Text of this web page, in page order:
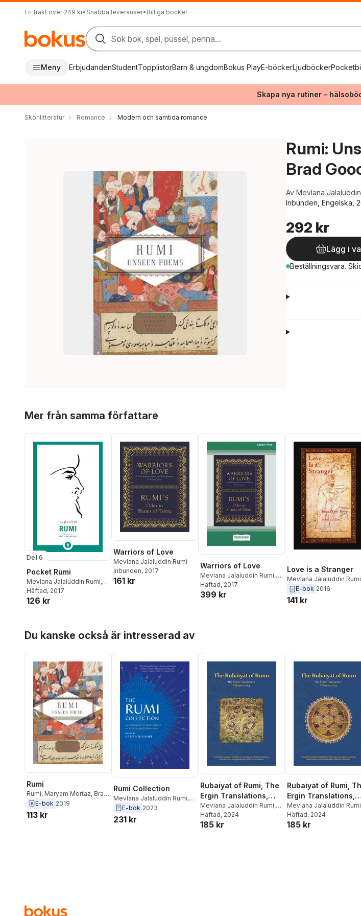
Fri frakt över 249 kr• Snabba leveranser• Billiga böcker
Sök bok, spel, pussel, penna...
Meny ErbjudandenStudentTopplistorBarn & ungdomBokus PlayE-böckerLjudböcker
Skapa nya rutiner –
Skönlitteratur Romance Modern och samtida romance
Rumi:
Brad
Av Mevlana Jalaluddin
Inbunden, Engelska,
292 kr
Lägg i
Beställningsvara.
Mer från samma författare
Del 6
Pocket Rumi
Mevlana Jalaluddin Rumi,
Kabir Helminski
Häftad, 2017
126 kr
Warriors of Love
Mevlana Jalaluddin Rumi
Inbunden, 2017
161 kr
Warriors of Love
Mevlana Jalaluddin Rumi,
James Cowan
Häftad, 2017
399 kr
Love is a Stranger
Mevlana Jalaluddin Rumi
E-bok 2016
141 kr
Du kanske också är intresserad av
Rumi
Rumi, Maryam Mortaz, Brad
Gooch
E-bok 2019
113 kr
Rumi Collection
Mevlana Jalaluddin Rumi,
Kabir Helminski
E-bok 2023
231 kr
Rubaiyat of Rumi, The
Ergin Translations,
Volume 3
Mevlana Jalaluddin Rumi,
Millicent J Alexander
Häftad, 2024
185 kr
Rubaiyat of Rumi,
Ergin Translations,
Volume 1
Mevlana Jalaluddin Rumi
Millicent J Alexander
Häftad, 2024
185 kr